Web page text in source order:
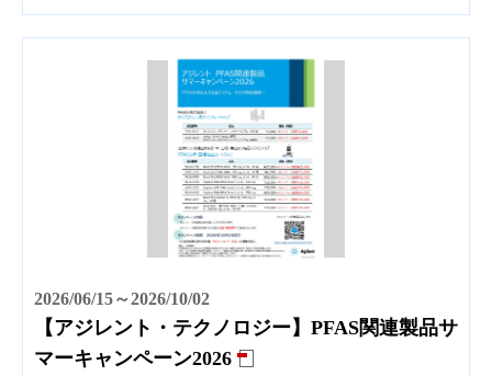
2026/06/15～2026/10/02
【アジレント・テクノロジー】PFAS関連製品サ
マーキャンペーン2026